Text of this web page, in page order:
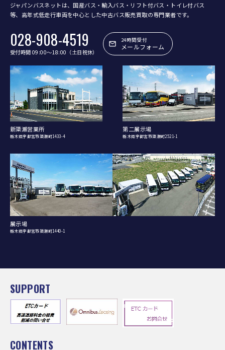
ジャパンバスネットは、国産バス・輸入バス・リフト付バス・トイレ付バス
等、 高年式低走行車両を中心とした中古バス販売買取の専門業者です。
028-908-4519
受付時間 09:00〜18:00（土日祝休）
24時間受付
メールフォーム
新簗瀬営業所
栃木県宇都宮市簗瀬町1433-4
第二展示場
栃木県宇都宮市簗瀬町2521-1
展示場
栃木県宇都宮市簗瀬町1440-1
SUPPORT
CONTENTS